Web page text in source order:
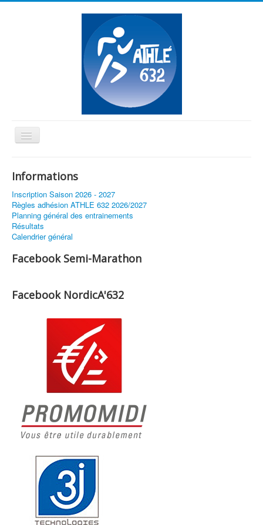
Basculer
la
Vous êtes ici :
Informations
Inscription Saison 2026 - 2027
Règles adhésion ATHLE 632 2026/2027
Planning général des entrainements
Résultats
Calendrier général
Facebook Semi-Marathon
Facebook NordicA'632